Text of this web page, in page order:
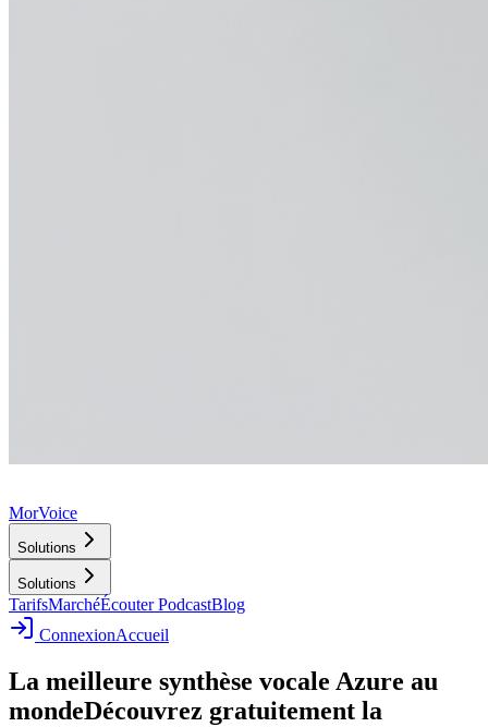
MorVoice
Solutions
Solutions
TarifsMarchéÉcouter PodcastBlog
ConnexionAccueil
La meilleure synthèse vocale Azure au
mondeDécouvrez gratuitement la